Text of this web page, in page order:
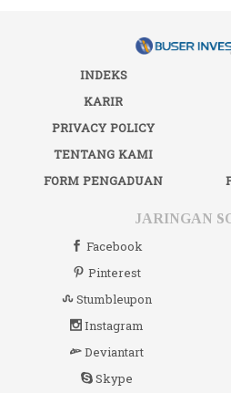
INDEKS
KARIR
PRIVACY POLICY
TENTANG KAMI
FORM PENGADUAN
JARINGAN
Facebook
Pinterest
Stumbleupon
Instagram
Deviantart
Skype